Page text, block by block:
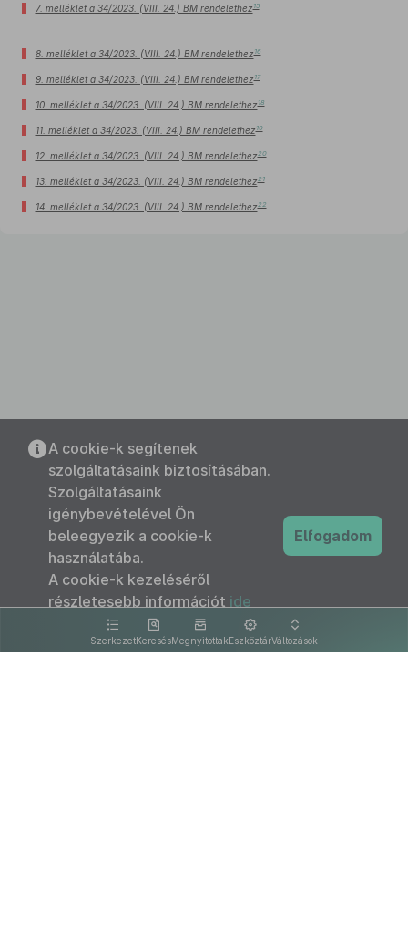
7. melléklet a 34/2023. (VIII. 24.) BM rendelethez15
8. melléklet a 34/2023. (VIII. 24.) BM rendelethez16
9. melléklet a 34/2023. (VIII. 24.) BM rendelethez17
10. melléklet a 34/2023. (VIII. 24.) BM rendelethez18
11. melléklet a 34/2023. (VIII. 24.) BM rendelethez19
12. melléklet a 34/2023. (VIII. 24.) BM rendelethez20
13. melléklet a 34/2023. (VIII. 24.) BM rendelethez21
14. melléklet a 34/2023. (VIII. 24.) BM rendelethez22
SzerkezetKeresésMegnyitottakEszköztárVáltozások
A cookie-k segítenek
szolgáltatásaink biztosításában.
Szolgáltatásaink
igénybevételével Ön
beleegyezik a cookie-k
használatába.
A cookie-k kezeléséről
részletesebb információt ide
kattintva olvashat.
Elfogadom